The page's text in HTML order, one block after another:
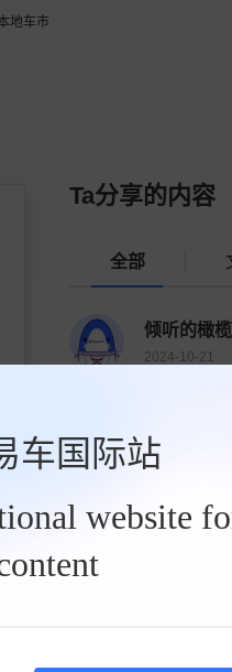
地车市
车国际站
website
Ta分享的内容
全部
倾听的橄
2024-10-21
一场对豪华与性能及
满意】 最满意的部分